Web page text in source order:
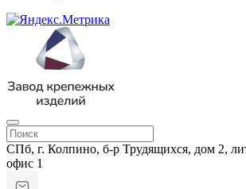
СПб, г. Колпино, б-р Трудящихся, дом 2,
офис 1